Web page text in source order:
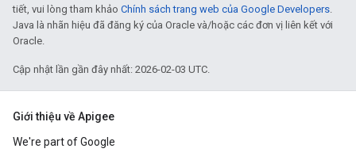
tiết, vui lòng tham khảo Chính sách trang web của Google Developers.
Java là nhãn hiệu đã đăng ký của Oracle và/hoặc các đơn vị liên kết với
Oracle.
Cập nhật lần gần đây nhất: 2026-02-03 UTC.
Giới thiệu về Apigee
We're part of Google